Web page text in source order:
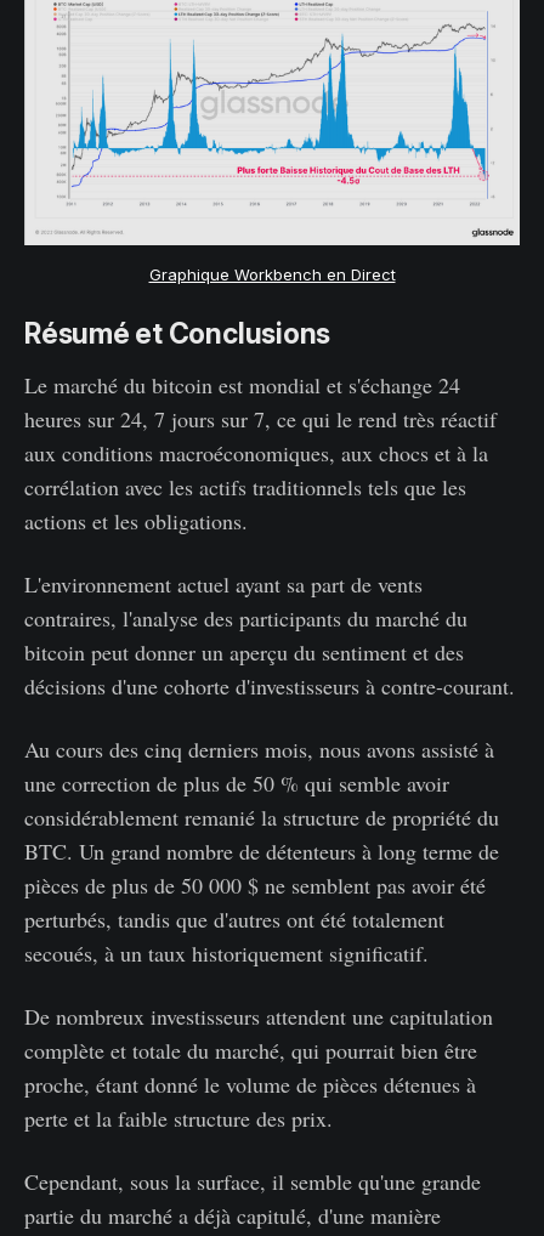
Graphique Workbench en Direct
Résumé et Conclusions
Le marché du bitcoin est mondial et s'échange 24
heures sur 24, 7 jours sur 7, ce qui le rend très réactif
aux conditions macroéconomiques, aux chocs et à la
corrélation avec les actifs traditionnels tels que les
actions et les obligations.
L'environnement actuel ayant sa part de vents
contraires, l'analyse des participants du marché du
bitcoin peut donner un aperçu du sentiment et des
décisions d'une cohorte d'investisseurs à contre-courant.
Au cours des cinq derniers mois, nous avons assisté à
une correction de plus de 50 % qui semble avoir
considérablement remanié la structure de propriété du
BTC. Un grand nombre de détenteurs à long terme de
pièces de plus de 50 000 $ ne semblent pas avoir été
perturbés, tandis que d'autres ont été totalement
secoués, à un taux historiquement significatif.
De nombreux investisseurs attendent une capitulation
complète et totale du marché, qui pourrait bien être
proche, étant donné le volume de pièces détenues à
perte et la faible structure des prix.
Cependant, sous la surface, il semble qu'une grande
partie du marché a déjà capitulé, d'une manière